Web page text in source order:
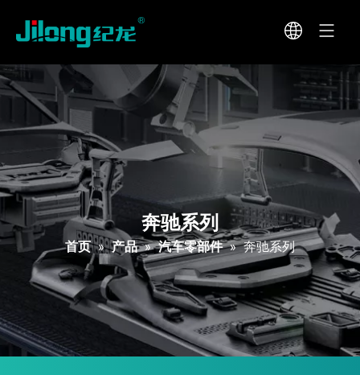
奔驰系列
首页 » 产品 » 汽车零部件 » 奔驰系列